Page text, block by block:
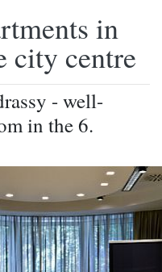
in
city centre
- well-
in the 6.